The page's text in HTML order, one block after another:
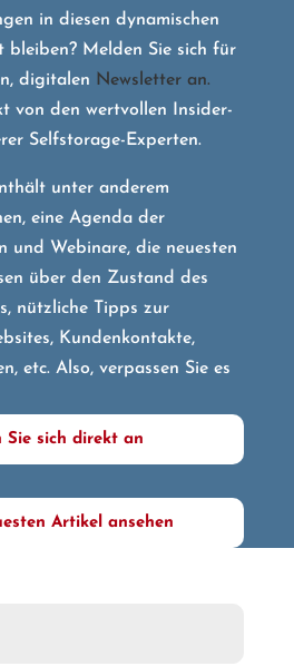
in diesen dynamischen
bleiben? Melden Sie sich für
digitalen Newsletter an.
von den wertvollen Insider-
Selfstorage-Experten.
unter anderem
eine Agenda der
und Webinare, die neuesten
über den Zustand des
nützliche Tipps zur
Kundenkontakte,
etc. Also, verpassen Sie es
Sie sich direkt an
Artikel ansehen